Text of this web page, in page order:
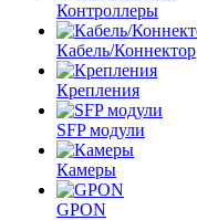
Контроллеры
Кабель/Коннектор
Крепления
SFP модули
Камеры
GPON